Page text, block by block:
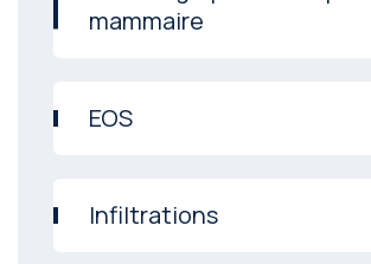
mammaire
EOS
Infiltrations